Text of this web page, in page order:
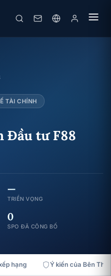
TÀI CHÍNH
Đầu tư F88
—
TRIỂN VỌNG
0
SPO ĐÃ CÔNG BỐ
hạng Ý kiến của Bên Thứ